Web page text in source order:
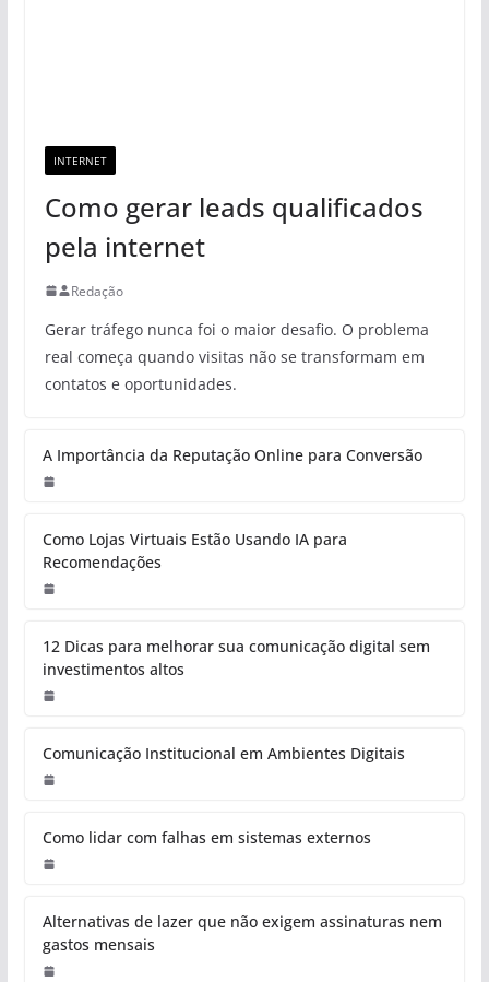
INTERNET
Como gerar leads qualificados
pela internet
Redação
Gerar tráfego nunca foi o maior desafio. O problema
real começa quando visitas não se transformam em
contatos e oportunidades.
A Importância da Reputação Online para Conversão
Como Lojas Virtuais Estão Usando IA para
Recomendações
12 Dicas para melhorar sua comunicação digital sem
investimentos altos
Comunicação Institucional em Ambientes Digitais
Como lidar com falhas em sistemas externos
Alternativas de lazer que não exigem assinaturas nem
gastos mensais